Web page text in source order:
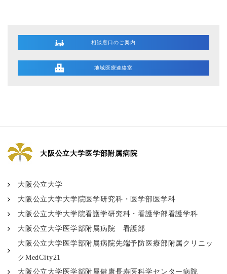
相談窓口のご案内
地域医療連絡室
大阪公立大学医学部附属病院
大阪公立大学
大阪公立大学大学院医学研究科・医学部医学科
大阪公立大学大学院看護学研究科・看護学部看護学科
大阪公立大学医学部附属病院 看護部
大阪公立大学医学部附属病院先端予防医療部附属クリニッ
クMedCity21
大阪公立大学医学部附属健康長寿医科学センター病院